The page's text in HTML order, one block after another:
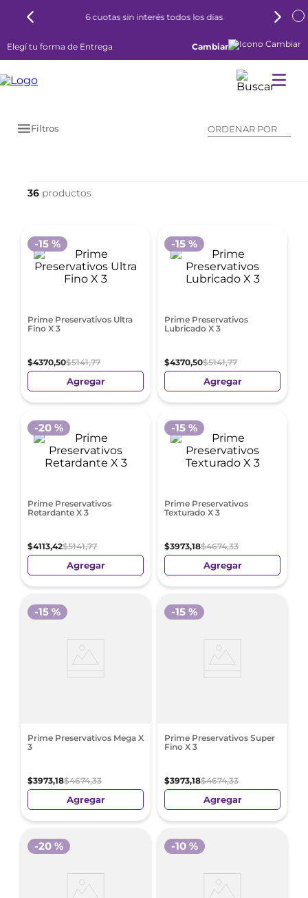
6 cuotas sin interés todos los días
Elegí tu forma de Entrega Cambiar
Filtros ORDENAR POR
36
Prime Preservativos Ultra
Fino X 3
$4370,50$5141,77
-15 %
Agregar
Prime Preservativos
Lubricado X 3
$4370,50$5141,77
-15 %
Agregar
Prime Preservativos
Retardante X 3
$4113,42$5141,77
-20 %
Agregar
Prime Preservativos
Texturado X 3
$3973,18$4674,33
-15 %
Agregar
Prime Preservativos Mega X
3
$3973,18$4674,33
-15 %
Agregar
Prime Preservativos Super
Fino X 3
$3973,18$4674,33
-15 %
Agregar
-20 % -10 %